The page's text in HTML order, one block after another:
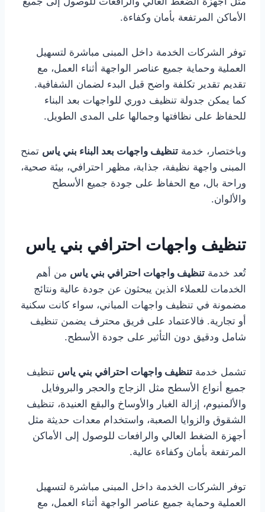
الأماكن المرتفعة بأمان وكفاءة.
توفر الشركات الخدمة داخل المبنى مباشرة لتسهيل
العملية وحماية جميع عناصر الواجهة أثناء العمل، مع
تقديم تقدير تكلفة واضح قبل البدء لضمان الشفافية.
كما يمكن جدولة تنظيف دوري للواجهات بعد البناء
للحفاظ على نظافتها وجمالها على المدى الطويل.
وباختصار، خدمة تنظيف واجهات بعد البناء بني ياس تمنح
المبنى واجهة نظيفة، جذابة، مظهر احترافي، بيئة صحية،
وراحة بال، مع الحفاظ على جودة جميع الأسطح
والألوان.
تنظيف واجهات احترافي بني ياس
تُعد خدمة تنظيف واجهات احترافي بني ياس من أهم
الخدمات للعملاء الذين يبحثون عن جودة عالية ونتائج
مضمونة في تنظيف واجهات المباني، سواء كانت سكنية
أو تجارية. فالاعتماد على فريق محترف يضمن تنظيف
شامل ودقيق دون التأثير على جودة الأسطح.
تشمل خدمة تنظيف واجهات احترافي بني ياس تنظيف
جميع أنواع الأسطح مثل الزجاج والحجر والبروفايل
والألمنيوم، إزالة الغبار والأوساخ والبقع العنيدة، تنظيف
الشقوق والزوايا الصعبة، واستخدام معدات حديثة مثل
أجهزة الضغط العالي والرافعات للوصول إلى الأماكن
المرتفعة بأمان وكفاءة عالية.
توفر الشركات الخدمة داخل المبنى مباشرة لتسهيل
العملية وحماية جميع عناصر الواجهة أثناء العمل، مع